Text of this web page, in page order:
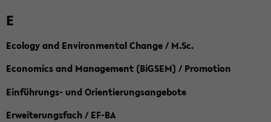
E
Ecology and Environmental Change / M.Sc.
Economics and Management (BiGSEM) / Promotion
Einführungs- und Orientierungsangebote
Erweiterungsfach / EF-BA